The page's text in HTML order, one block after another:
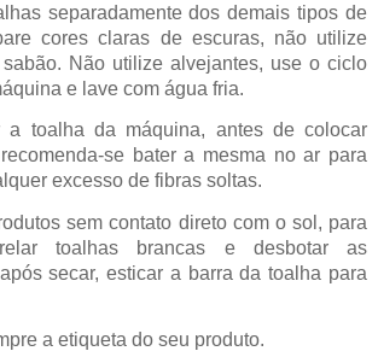
separadamente dos demais tipos de
cores claras de escuras, não utilize
Não utilize alvejantes, use o ciclo
e lave com água fria.
a toalha da máquina, antes de colocar
se bater a mesma no ar para
excesso de fibras soltas.
sem contato direto com o sol, para
toalhas brancas e desbotar as
secar, esticar a barra da toalha para
a etiqueta do seu produto.